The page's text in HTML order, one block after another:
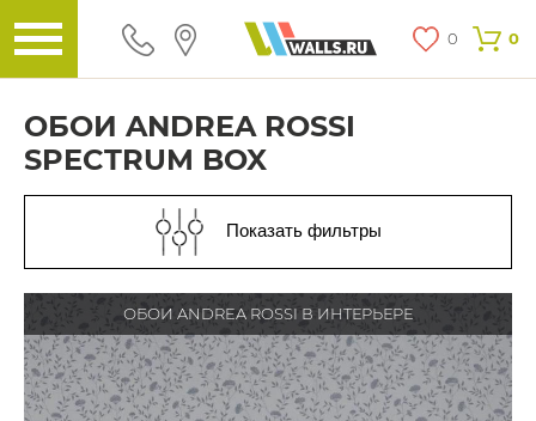
0 0
ОБОИ ANDREA ROSSI
SPECTRUM BOX
Показать фильтры
ОБОИ ANDREA ROSSI В ИНТЕРЬЕРЕ